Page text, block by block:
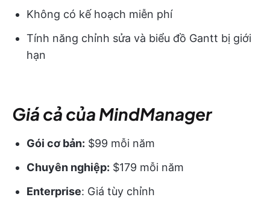
Không có kế hoạch miễn phí
Tính năng chỉnh sửa và biểu đồ Gantt bị giới
hạn
Giá cả của MindManager
Gói cơ bản: $99 mỗi năm
Chuyên nghiệp: $179 mỗi năm
Enterprise: Giá tùy chỉnh